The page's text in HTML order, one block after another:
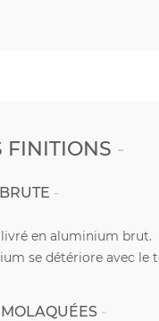
FINITIONS
en aluminium brut.
se détériore avec le